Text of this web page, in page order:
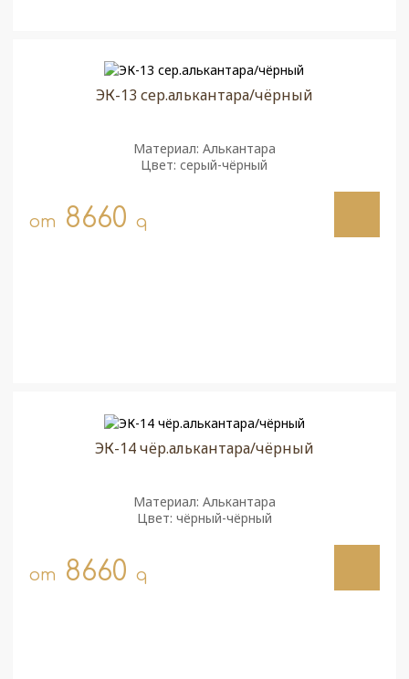
ЭК-13 сер.алькантара/чёрный
Материал: Алькантара
Цвет: серый-чёрный
от 8660 q
ЭК-14 чёр.алькантара/чёрный
Материал: Алькантара
Цвет: чёрный-чёрный
от 8660 q